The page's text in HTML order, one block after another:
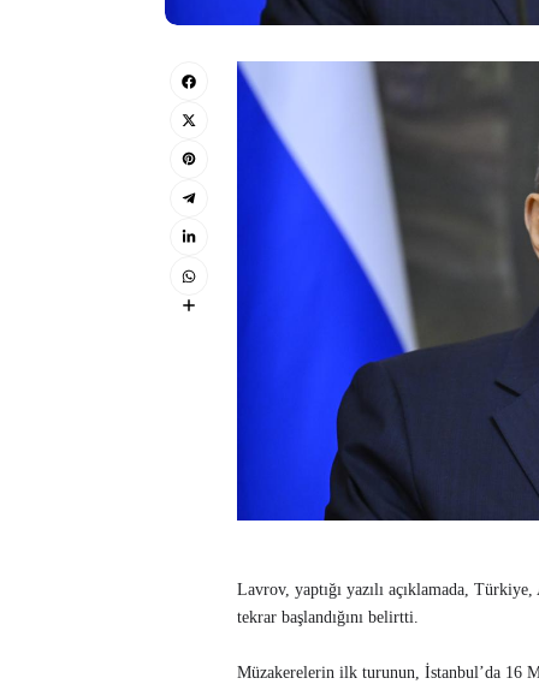
Lavrov, yaptığı yazılı açıklamada,
tekrar başlandığını belirtti.
Müzakerelerin ilk turunun, İstanbul’da 16